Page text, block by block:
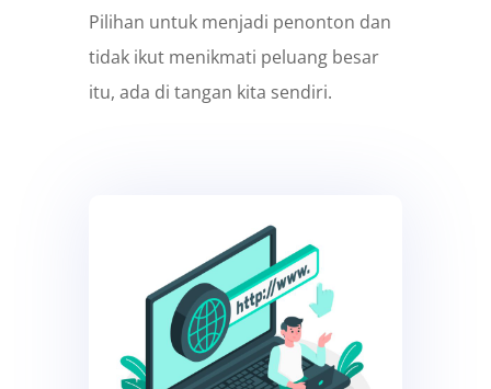
Pilihan untuk menjadi penonton dan
tidak ikut menikmati peluang besar
itu, ada di tangan kita sendiri.